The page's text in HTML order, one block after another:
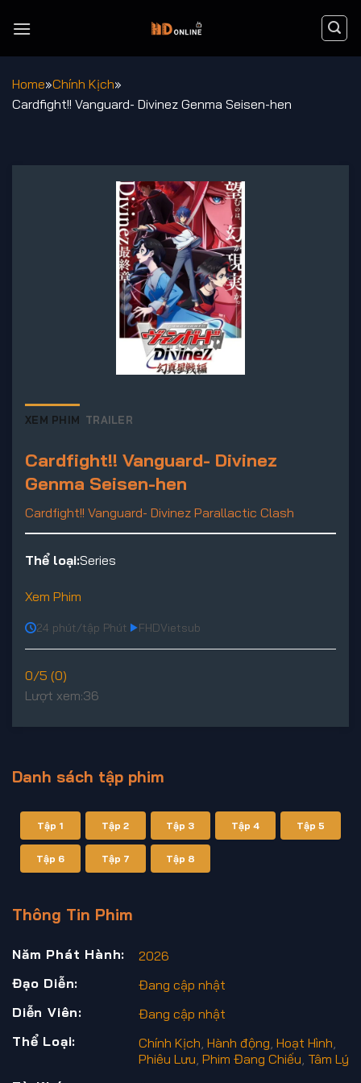
đến
Home»Chính Kịch»
Cardfight!! Vanguard- Divinez Genma Seisen-hen
XEM PHIM TRAILER
Cardfight!! Vanguard- Divinez
Genma Seisen-hen
Cardfight!! Vanguard- Divinez Parallactic Clash
Thể loại:Series
Xem Phim
24 phút/tập Phút FHDVietsub
0/5 (0)
Lượt xem:36
Danh sách tập phim
Tập 1 Tập 2 Tập 3 Tập 4 Tập 5
Tập 6 Tập 7 Tập 8
Thông Tin Phim
Năm Phát Hành:
2026
Đạo Diễn:
Đang cập nhật
Diễn Viên:
Đang cập nhật
Thể Loại:
Chính Kịch Hành động Hoạt Hình
Phiêu Lưu Phim Đang Chiếu Tâm Lý